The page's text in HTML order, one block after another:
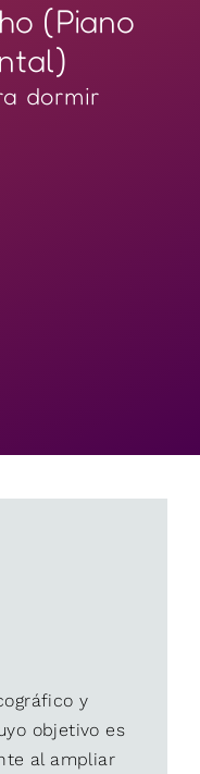
(Piano
dormir
y
objetivo es
al ampliar